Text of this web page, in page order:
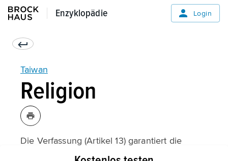
Enzyklopädie
Enzyklopädie Login
Taiwan
Religion
Die Verfassung (Artikel 13) garantiert die
Religionsfreiheit. Grundlage der